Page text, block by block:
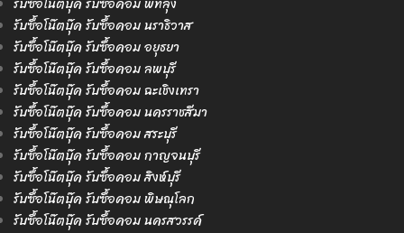
รับซื้อโน๊ตบุ๊ค รับซื้อคอม นราธิวาส
รับซื้อโน๊ตบุ๊ค รับซื้อคอม อยุธยา
รับซื้อโน๊ตบุ๊ค รับซื้อคอม ลพบุรี
รับซื้อโน๊ตบุ๊ค รับซื้อคอม ฉะเชิงเทรา
รับซื้อโน๊ตบุ๊ค รับซื้อคอม นครราชสีมา
รับซื้อโน๊ตบุ๊ค รับซื้อคอม สระบุรี
รับซื้อโน๊ตบุ๊ค รับซื้อคอม กาญจนบุรี
รับซื้อโน๊ตบุ๊ค รับซื้อคอม สิงห์บุรี
รับซื้อโน๊ตบุ๊ค รับซื้อคอม พิษณุโลก
รับซื้อโน๊ตบุ๊ค รับซื้อคอม นครสวรรค์